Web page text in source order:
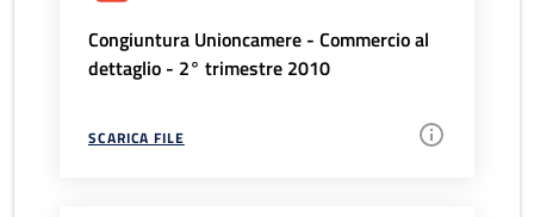
Congiuntura Unioncamere - Commercio al
dettaglio - 2° trimestre 2010
SCARICA FILE